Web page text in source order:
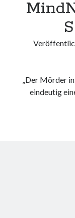
„Der Mörder
eindeutig